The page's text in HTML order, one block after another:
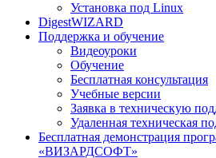
Установка под Linux
DigestWIZARD
Поддержка и обучение
Видеоуроки
Обучение
Бесплатная консультация
Учебные версии
Заявка в техническую
Удаленная техническая
Бесплатная демонстрация
«ВИЗАРДСОФТ»